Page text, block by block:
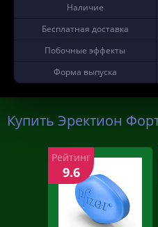
Наличие
Бесплатная доставка
Побочные эффекты
Форма выпуска
Купить Эректион
Рейтинг
9.6